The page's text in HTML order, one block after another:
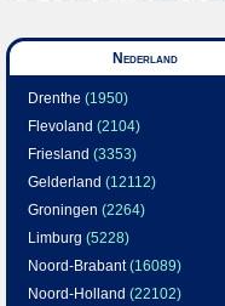
Nederland
Drenthe (1950)
Flevoland (2104)
Friesland (3353)
Gelderland (12112)
Groningen (2264)
Limburg (5228)
Noord-Brabant(16089)
Noord-Holland (22102)